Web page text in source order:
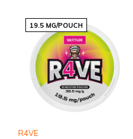
19.5 MG/POUCH
R4VE